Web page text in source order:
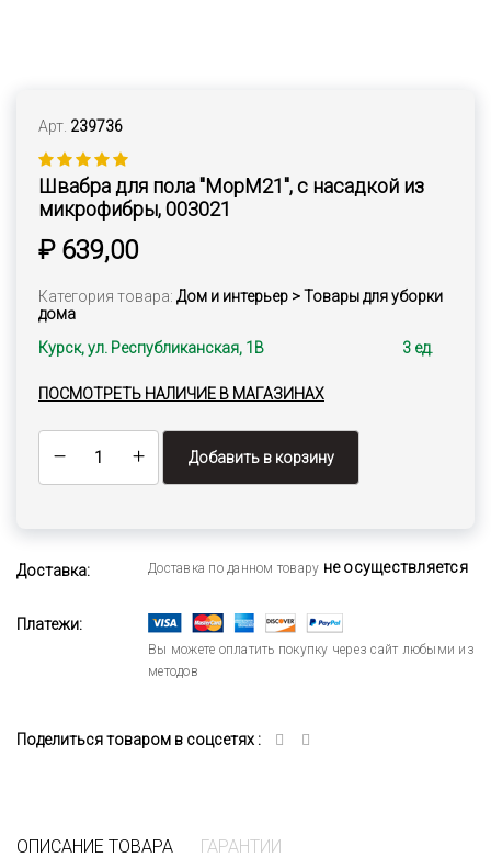
Арт. 239736
Швабра для пола "MopM21", с насадкой из
микрофибры, 003021
₽ 639,00
Категория товара: Дом и интерьер > Товары для уборки
дома
Курск, ул. Республиканская, 1В
3 ед.
ПОСМОТРЕТЬ НАЛИЧИЕ В МАГАЗИНАХ
Добавить в корзину
Доставка: Доставка по данном товару не осуществляется
Платежи:
Вы можете оплатить покупку через сайт любыми из
методов
Поделиться товаром в соцсетях :
ОПИСАНИЕ ТОВАРА ГАРАНТИИ